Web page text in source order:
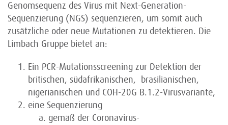
Genomsequenz des Virus mit Next-Generation-
Sequenzierung (NGS) sequenzieren, um somit auch
zusätzliche oder neue Mutationen zu detektieren. Die
Limbach Gruppe bietet an:
Ein PCR-Mutationsscreening zur Detektion der
britischen, südafrikanischen, brasilianischen,
nigerianischen und COH-20G B.1.2-Virusvariante,
eine Sequenzierung
gemäß der Coronavirus-